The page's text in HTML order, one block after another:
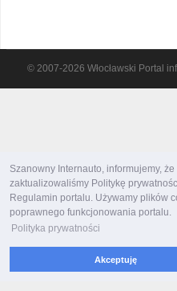
Szanowny Internauto, informujemy, że
zaktualizowaliśmy Politykę
Regulamin portalu. Używamy plików
poprawnego funkcjonowania portalu.
Polityka prywatności
Akceptuję
© 2007-2026 Włocławski Portal